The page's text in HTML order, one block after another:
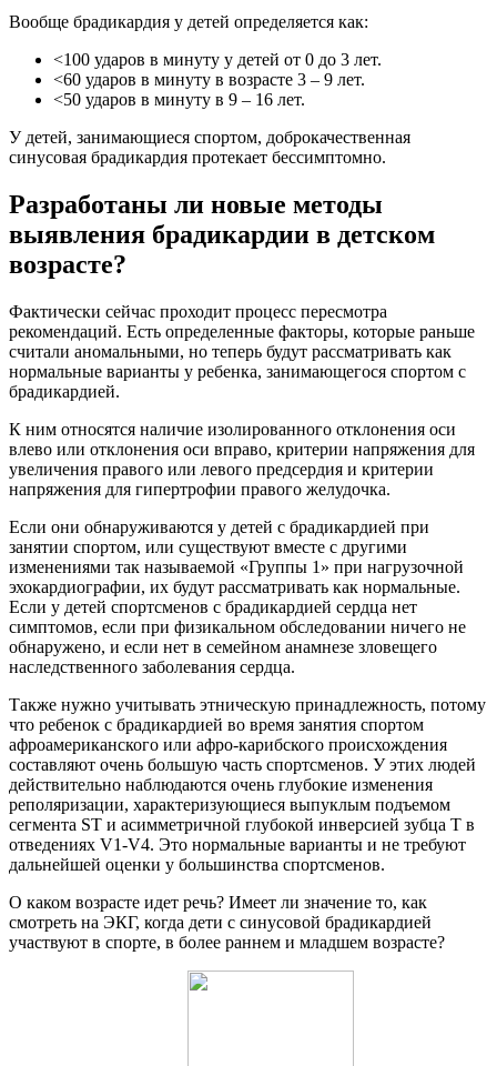
Вообще брадикардия у детей определяется как:
<100 ударов в минуту у детей от 0 до 3 лет.
<60 ударов в минуту в возрасте 3 – 9 лет.
<50 ударов в минуту в 9 – 16 лет.
У детей, занимающиеся спортом, доброкачественная
синусовая брадикардия протекает бессимптомно.
Разработаны ли новые методы
выявления брадикардии в детском
возрасте?
Фактически сейчас проходит процесс пересмотра
рекомендаций. Есть определенные факторы, которые раньше
считали аномальными, но теперь будут рассматривать как
нормальные варианты у ребенка, занимающегося спортом с
брадикардией.
К ним относятся наличие изолированного отклонения оси
влево или отклонения оси вправо, критерии напряжения для
увеличения правого или левого предсердия и критерии
напряжения для гипертрофии правого желудочка.
Если они обнаруживаются у детей с брадикардией при
занятии спортом, или существуют вместе с другими
изменениями так называемой «Группы 1» при нагрузочной
эхокардиографии, их будут рассматривать как нормальные.
Если у детей спортсменов с брадикардией сердца нет
симптомов, если при физикальном обследовании ничего не
обнаружено, и если нет в семейном анамнезе зловещего
наследственного заболевания сердца.
Также нужно учитывать этническую принадлежность, потому
что ребенок с брадикардией во время занятия спортом
афроамериканского или афро-карибского происхождения
составляют очень большую часть спортсменов. У этих людей
действительно наблюдаются очень глубокие изменения
реполяризации, характеризующиеся выпуклым подъемом
сегмента ST и асимметричной глубокой инверсией зубца T в
отведениях V1-V4. Это нормальные варианты и не требуют
дальнейшей оценки у большинства спортсменов.
О каком возрасте идет речь? Имеет ли значение то, как
смотреть на ЭКГ, когда дети с синусовой брадикардией
участвуют в спорте, в более раннем и младшем возрасте?